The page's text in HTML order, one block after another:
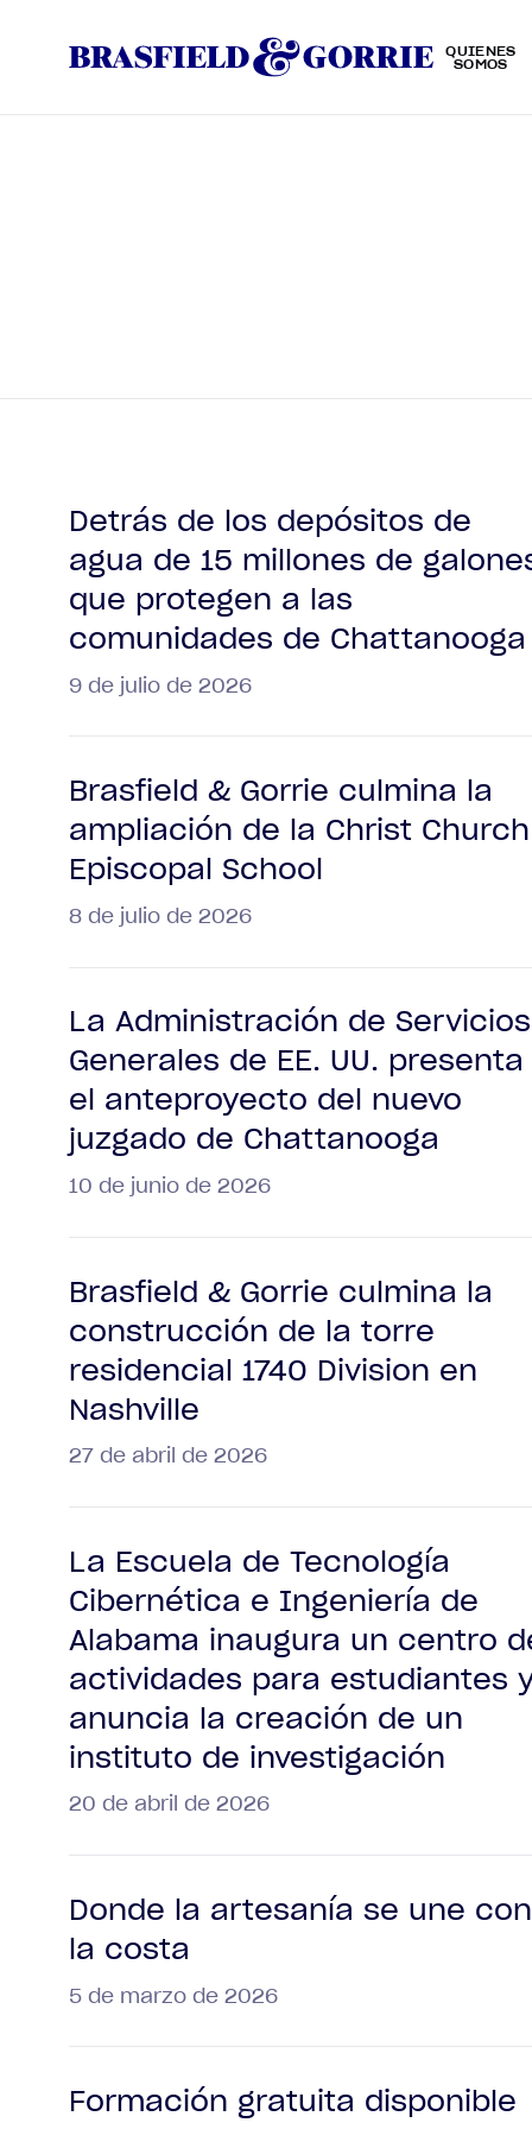
QUIÉNES
SOMOS
Detrás de los depósitos de
agua de 15 millones de
que protegen a las
comunidades de Chattanooga
9 de julio de 2026
Brasfield & Gorrie culmina la
ampliación de la Christ Church
Episcopal School
8 de julio de 2026
La Administración de Servicios
Generales de EE. UU. presenta
el anteproyecto del nuevo
juzgado de Chattanooga
10 de junio de 2026
Brasfield & Gorrie culmina la
construcción de la torre
residencial 1740 Division en
Nashville
27 de abril de 2026
La Escuela de Tecnología
Cibernética e Ingeniería de
Alabama inaugura un centro
actividades para estudiantes
anuncia la creación de un
instituto de investigación
20 de abril de 2026
Donde la artesanía se une con
la costa
5 de marzo de 2026
Formación gratuita disponible